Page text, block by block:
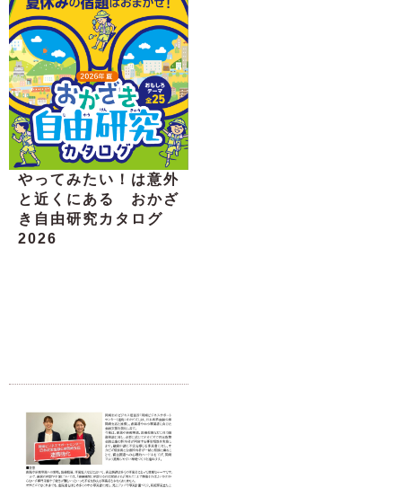
やってみたい！は意外
と近くにある おかざ
き自由研究カタログ
2026